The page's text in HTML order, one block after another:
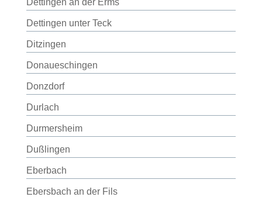
Dettingen an der Erms
Dettingen unter Teck
Ditzingen
Donaueschingen
Donzdorf
Durlach
Durmersheim
Dußlingen
Eberbach
Ebersbach an der Fils